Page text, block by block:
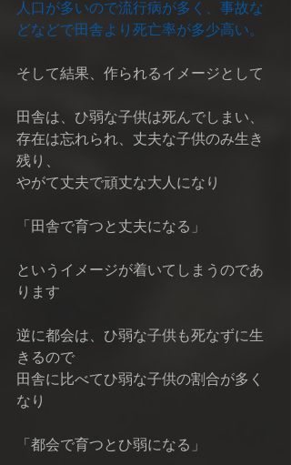
人口が多いので流行病が多く、事故な
どなどで田舎より死亡率が多少高い。
そして結果、作られるイメージとして
田舎は、ひ弱な子供は死んでしまい、
存在は忘れられ、丈夫な子供のみ生き
残り、
やがて丈夫で頑丈な大人になり
「田舎で育つと丈夫になる」
というイメージが着いてしまうのであ
ります
逆に都会は、ひ弱な子供も死なずに生
きるので
田舎に比べてひ弱な子供の割合が多く
なり
「都会で育つとひ弱になる」